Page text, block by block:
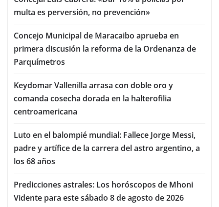
multa es perversión, no prevención»
Concejo Municipal de Maracaibo aprueba en
primera discusión la reforma de la Ordenanza de
Parquímetros
Keydomar Vallenilla arrasa con doble oro y
comanda cosecha dorada en la halterofilia
centroamericana
Luto en el balompié mundial: Fallece Jorge Messi,
padre y artífice de la carrera del astro argentino, a
los 68 años
Predicciones astrales: Los horóscopos de Mhoni
Vidente para este sábado 8 de agosto de 2026